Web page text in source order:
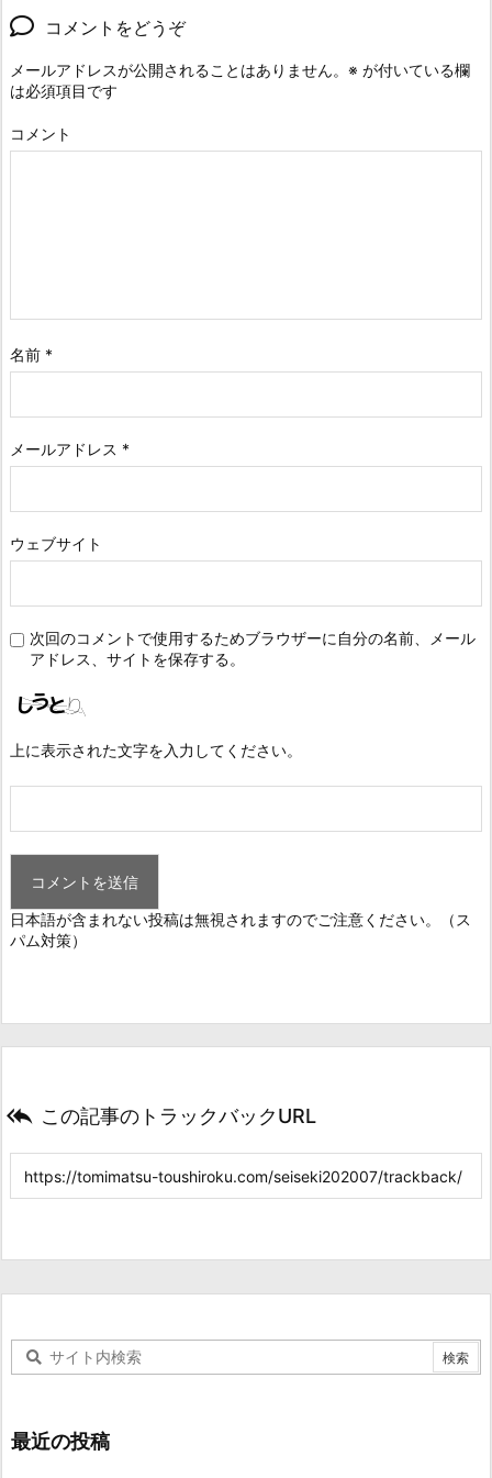
コメントをどうぞ
メールアドレスが公開されることはありません。 ※ が付いている欄
は必須項目です
コメント
名前 *
メールアドレス *
ウェブサイト
次回のコメントで使用するためブラウザーに自分の名前、メール
アドレス、サイトを保存する。
上に表示された文字を入力してください。
日本語が含まれない投稿は無視されますのでご注意ください。（ス
パム対策）
 この記事のトラックバックURL
最近の投稿